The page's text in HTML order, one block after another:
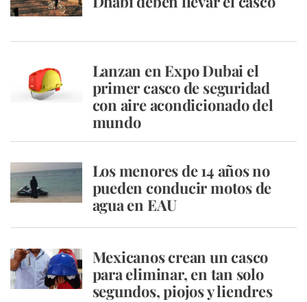
Lanzan en Expo Dubai el
primer casco de seguridad
con aire acondicionado del
mundo
Los menores de 14 años no
pueden conducir motos de
agua en EAU
Mexicanos crean un casco
para eliminar, en tan solo
segundos, piojos y liendres